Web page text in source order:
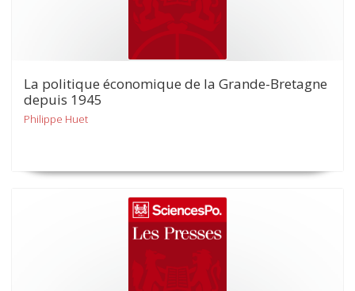
La politique économique de la Grande-Bretagne
depuis 1945
Philippe Huet